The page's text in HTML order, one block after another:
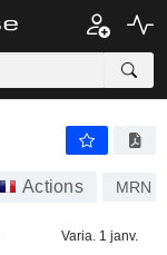
Actions MRN
Varia. 1 janv.